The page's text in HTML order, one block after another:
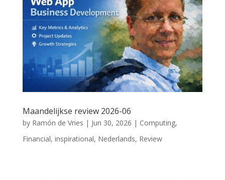
Maandelijkse review 2026-06
by Ramón de Vries | Jun 30, 2026 | Computing,
Financial, inspirational, Nederlands, Review